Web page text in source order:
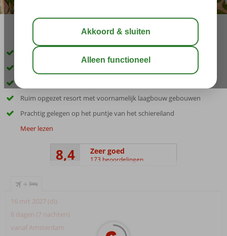
Gloednieuw 5* All Inclusive resort direct aan het strand
Geopend sinds juni 2025!
Ruim opgezet resort met voornamelijk laagbouw gebouwen
Prachtig gelegen op het puntje van het schiereiland
Meer lezen
8,4 Zeer goed
173 beoordelingen
+
16 mrt 2027 (di)
8 dagen (7 nachten)
vanaf Amsterdam